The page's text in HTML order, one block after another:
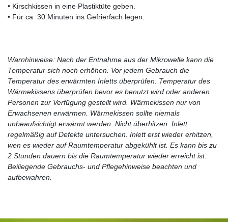
• Kirschkissen in eine Plastiktüte geben.
• Für ca. 30 Minuten ins Gefrierfach legen.
Warnhinweise: Nach der Entnahme aus der Mikrowelle kann die
Temperatur sich noch erhöhen. Vor jedem Gebrauch die
Temperatur des erwärmten Inletts überprüfen. Temperatur des
Wärmekissens überprüfen bevor es benutzt wird oder anderen
Personen zur Verfügung gestellt wird. Wärmekissen nur von
Erwachsenen erwärmen. Wärmekissen sollte niemals
unbeaufsichtigt erwärmt werden. Nicht überhitzen. Inlett
regelmäßig auf Defekte untersuchen. Inlett erst wieder erhitzen,
wen es wieder auf Raumtemperatur abgekühlt ist. Es kann bis zu
2 Stunden dauern bis die Raumtemperatur wieder erreicht ist.
Beiliegende Gebrauchs- und Pflegehinweise beachten und
aufbewahren.